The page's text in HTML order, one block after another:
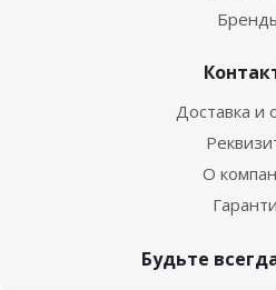
Доставка и
О
Будьте